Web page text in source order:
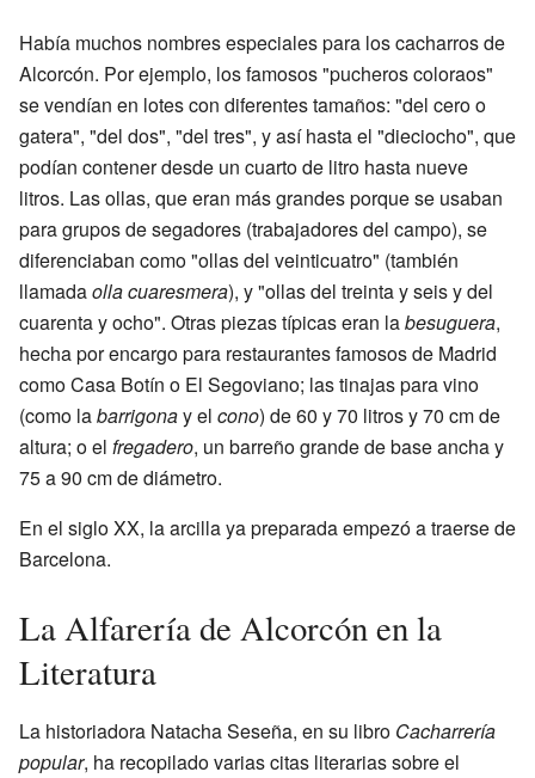
Había muchos nombres especiales para los cacharros de
Alcorcón. Por ejemplo, los famosos "pucheros coloraos"
se vendían en lotes con diferentes tamaños: "del cero o
gatera", "del dos", "del tres", y así hasta el "dieciocho", que
podían contener desde un cuarto de litro hasta nueve
litros. Las ollas, que eran más grandes porque se usaban
para grupos de segadores (trabajadores del campo), se
diferenciaban como "ollas del veinticuatro" (también
llamadaolla cuaresmera), y "ollas del treinta y seis y del
cuarenta y ocho". Otras piezas típicas eran labesuguera,
hecha por encargo para restaurantes famosos de Madrid
como Casa Botín o El Segoviano; las tinajas para vino
(como labarrigonay el cono) de 60 y 70 litros y 70 cm de
altura; o el fregadero, un barreño grande de base ancha y
75 a 90 cm de diámetro.
En el siglo XX, la arcilla ya preparada empezó a traerse de
Barcelona.
La Alfarería de Alcorcón en la
Literatura
La historiadora Natacha Seseña, en su libro Cacharrería
popular, ha recopilado varias citas literarias sobre el